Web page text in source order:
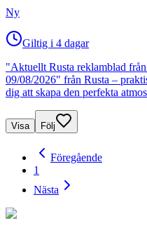
Ny
Giltig i 4 dagar
"Aktuellt Rusta reklamblad
09/08/2026" från Rusta –
dig att skapa den perfekta
Visa Följ
Föregående
1
Nästa